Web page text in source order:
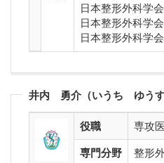
日本整形外科学
日本整形外科学
日本整形外科学
井内 勇介（いうち ゆうす
役職 専攻医
専門分野 整形